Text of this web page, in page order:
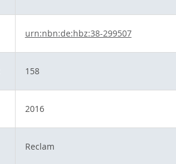
urn:nbn:de:hbz:38-299507
158
2016
Reclam